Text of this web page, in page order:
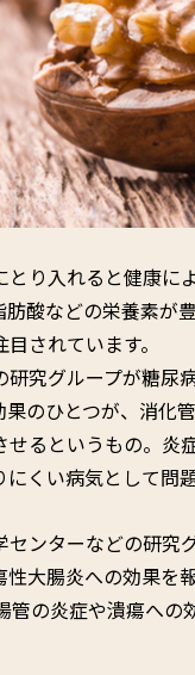
り入れると健康に
酸などの栄養素が
されています。
究グループが糖尿
のひとつが、消化
るというもの。炎
くい病気として問
ンターなどの研究
大腸炎への効果を
管の炎症や潰瘍への